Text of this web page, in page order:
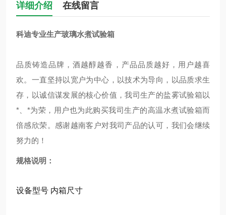
详细介绍 在线留言
科迪专业生产玻璃水煮试验箱
品质铸造品牌，酒越醇越香，产品品质越好，用户越喜
欢。一直坚持以宽户为中心，以技术为导向，以品质求生
存，以诚信谋发展的核心价值，我司生产的盐雾试验箱以
*、*为荣，用户也为此购买我司生产的高温水煮试验箱而
倍感欣荣。感谢越南客户对我司产品的认可，我们会继续
努力的！
规格说明：
设备型号 内箱尺寸